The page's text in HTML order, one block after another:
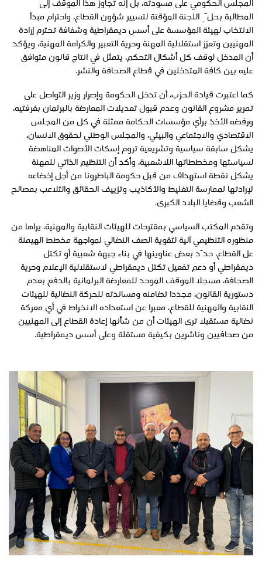
المجلس الحكومي على مسودته، بل إنه تجاوز هذا الموقف إلى
المطالبة بحلِّ اللجنة المؤقتة لتسيير شؤون القطاع، واحترام مبدأ
الانتخاب لهيئة المؤسسة على أسس ديمقراطية وشفافة تحترم إرادة
المهنيين وتعزز استقلالية المهنة وحرية التعبير والكرامة المهنية، ويؤكد
أن المدخل لوقف كل أشكال التحكم، يتمثل في انتاج قانون متوافق
عليه بين كافة المتدخلين في قطاع الصحافة والنشر.
كما اعتبرت قيادة الحزب، أن تدخل الحكومة وإصرار وزير التواصل على
تمرير مشروع القانون وعدم قبول تعديلات المعارضة بالبرلمان بغرفتيه،
ورفضه الأخذ برأي مؤسسات الحكامة ممثلة في كل من المجلس
الاقتصادي والاجتماعي والبيئي، والمجلس الوطني لحقوق الانسان،
يشكل سابقة سياسية وتشريعية تروم إسكات الأصوات المناهضة
لسياستها ومخططاتها اللاشعبية، وأكد أن التنظيم الذاتي للمهنة
يشكل نقطة استهداف من قبل حكومة الباطرونا من أجل إخضاعه
لإرادتها لممارسة التغليط والأكاذيب وتزييف الحقائق والتلاعب بمصالح
الشعب وقضايا البلاد الكبرى.
وتقدم المكتب السياسي بمقترحات للهيئات النقابية والمهنية، يراها من
منظوره التنظيمي آلية لتقوية الصف النضالي لمواجهة مخطط الهيمنة
عل القطاع، حدّد بعض عناوينها في بناء جبهة شعبية أو تكتل
ديمقراطي أو دعم تفعيل تكتل ديمقراطي لاستقلالية الإعلام وحرية
الصحافة، مسجلا الموقف الموحد للمعارضة البرلمانية بالدفع بعدم
دستورية القانون، مجددا تضامنه ومساندته للحركة النضالية للهيئات
النقابية والمهنية للقطاع، معبرا عن استعداده الانخراط في أي معركة
نضالية مستقبلا ترى الهيئات أن من شأنها إعادة القطاع إلى المهنيين
من صحافيين وناشرين بكيفية مستقلة وعلى أسس ديمقراطية.